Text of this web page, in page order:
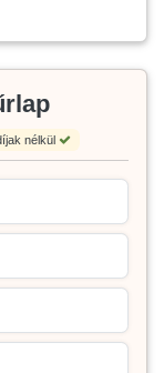
nélkül